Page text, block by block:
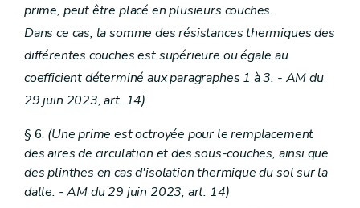
prime, peut être placé en plusieurs couches.
Dans ce cas, la somme des résistances thermiques des
différentes couches est supérieure ou égale au
coefficient déterminé aux paragraphes 1 à 3. - AM du
29 juin 2023, art. 14)
§ 6. (Une prime est octroyée pour le remplacement
des aires de circulation et des sous-couches, ainsi que
des plinthes en cas d'isolation thermique du sol sur la
dalle. - AM du 29 juin 2023, art. 14)